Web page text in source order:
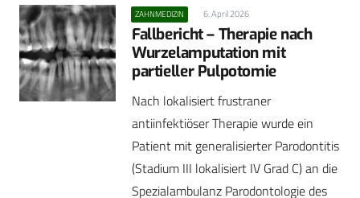
ZAHNMEDIZIN 6. April 2026
Fallbericht – Therapie nach
Wurzelamputation mit
partieller Pulpotomie
Nach lokalisiert frustraner
antiinfektiöser Therapie wurde ein
Patient mit generalisierter Parodontitis
(Stadium III lokalisiert IV Grad C) an die
Spezialambulanz Parodontologie des